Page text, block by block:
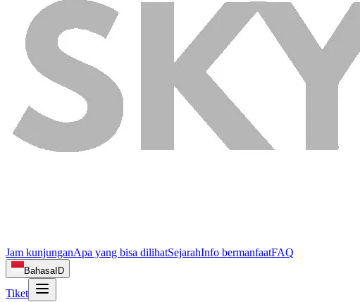
Jam kunjunganApa yang bisa dilihatSejarahInfo bermanfaatFAQ
BahasaID
Tiket